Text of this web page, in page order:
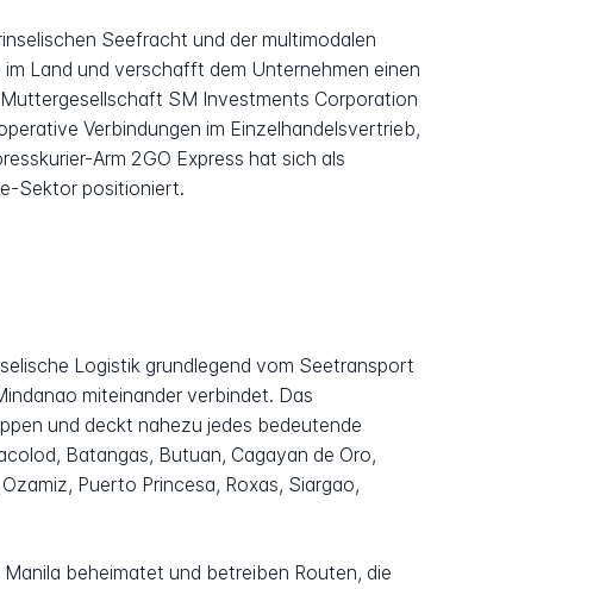
Seefracht und der multimodalen
Land und verschafft dem Unternehmen einen
SM Investments Corporation
Verbindungen im Einzelhandelsvertrieb,
Arm 2GO Express hat sich als
Sektor positioniert.
Logistik grundlegend vom Seetransport
miteinander verbindet. Das
und deckt nahezu jedes bedeutende
Batangas, Butuan, Cagayan de Oro,
Puerto Princesa, Roxas, Siargao,
beheimatet und betreiben Routen, die